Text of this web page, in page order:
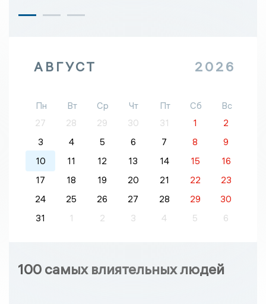
АВГУСТ 2026
Пн Вт Ср Чт Пт Сб
Вс
27
28 29 30 31 1
2
3
4 5 6 7 8
9
10
11 12 13 14 15
16
17
18 19 20 21 22
23
24
25 26 27 28 29
30
31
1 2 3 4 5 6
100 самых влиятельных людей